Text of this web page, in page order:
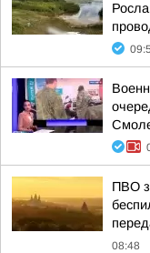
ПВО
08:48